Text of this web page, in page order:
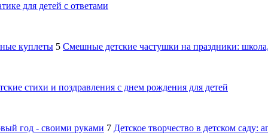
для детей с ответами
куплеты 5 Смешные детские частушки на праздники:
стихи и поздравления с днем рождения для детей
год - своими руками 7 Детское творчество в детском саду: